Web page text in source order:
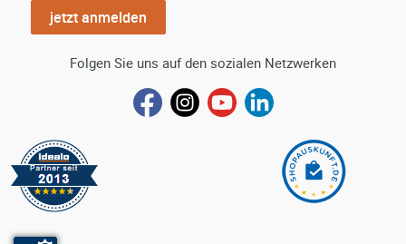
jetzt anmelden
Folgen Sie uns auf den sozialen Netzwerken